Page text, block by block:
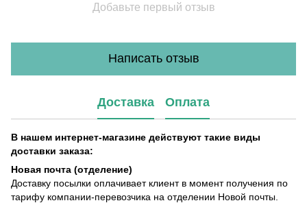
Добавьте первый отзыв
Написать отзыв
Доставка Оплата
В нашем интернет-магазине действуют такие виды
доставки заказа:
Новая почта (отделение)
Доставку посылки оплачивает клиент в момент получения по
тарифу компании-перевозчика на отделении Новой почты.